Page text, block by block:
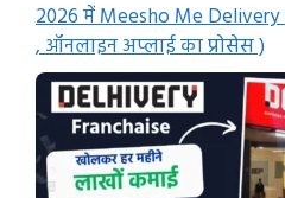
2026 में Meesho Me Delivery
, ऑनलाइन अप्लाई का प्रोसेस )